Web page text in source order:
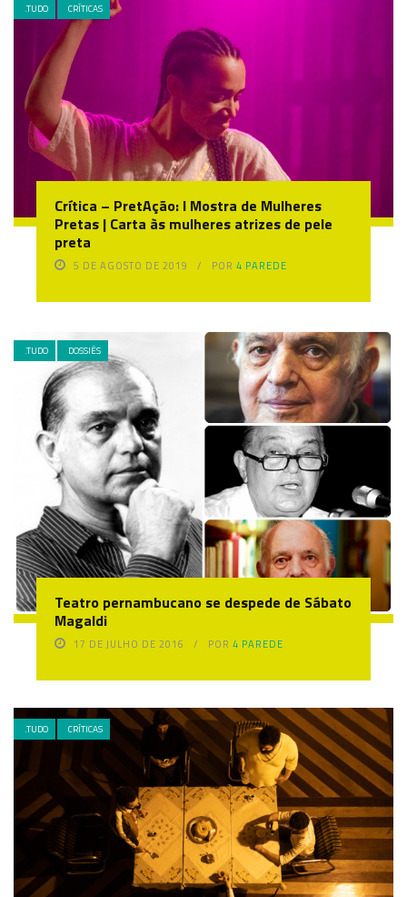
.TUDO CRÍTICAS
Crítica – PretAção: I Mostra de Mulheres
Pretas | Carta às mulheres atrizes de pele
preta
5 DE AGOSTO DE 2019 POR4 PAREDE
.TUDO DOSSIÊS
Teatro pernambucano se despede de Sábato
Magaldi
17 DE JULHO DE 2016 POR4 PAREDE
.TUDO CRÍTICAS